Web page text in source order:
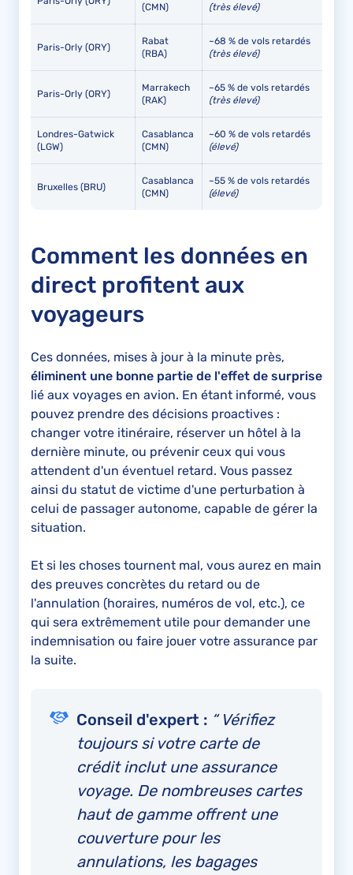
(CMN) (très élevé)
Paris-Orly (ORY)
Rabat
(RBA)
~68 % de vols retardés
(très élevé)
Paris-Orly (ORY)
Marrakech
(RAK)
~65 % de vols retardés
(très élevé)
Londres-Gatwick
(LGW)
Casablanca
(CMN)
~60 % de vols retardés
(élevé)
Bruxelles (BRU)
Casablanca
(CMN)
~55 % de vols retardés
(élevé)
Comment les données en
direct profitent aux
voyageurs
Ces données, mises à jour à la minute près,
éliminent une bonne partie de l'effet de surprise
lié aux voyages en avion. En étant informé, vous
pouvez prendre des décisions proactives :
changer votre itinéraire, réserver un hôtel à la
dernière minute, ou prévenir ceux qui vous
attendent d'un éventuel retard. Vous passez
ainsi du statut de victime d'une perturbation à
celui de passager autonome, capable de gérer la
situation.
Et si les choses tournent mal, vous aurez en main
des preuves concrètes du retard ou de
l'annulation (horaires, numéros de vol, etc.), ce
qui sera extrêmement utile pour demander une
indemnisation ou faire jouer votre assurance par
la suite.
Conseil d'expert : “ Vérifiez
toujours si votre carte de
crédit inclut une assurance
voyage. De nombreuses cartes
haut de gamme offrent une
couverture pour les
annulations, les bagages